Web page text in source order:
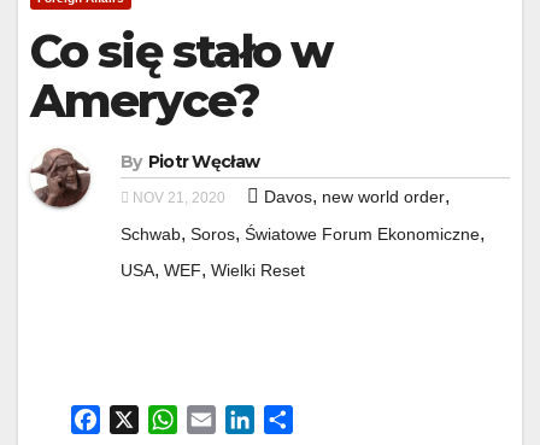
Co się stało w
Ameryce?
By Piotr Węcław
NOV 21, 2020 Davos, new world order,
Schwab, Soros, Światowe Forum Ekonomiczne,
USA, WEF, Wielki Reset
W